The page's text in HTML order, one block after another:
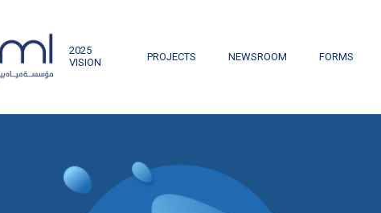
2025
VISION
PROJECTS NEWSROOM FORMS